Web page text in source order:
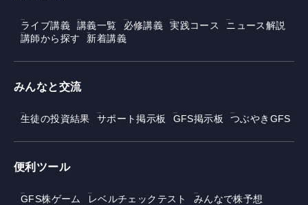
ライブ講義 講義一覧 必修講義 実践コース
ニュース解説
講師から探す
新着講義
みんなと交流
生徒の投資結果 サポート掲示板 GFS掲示板 つぶやきGFS
便利ツール
GFS株ゲーム レベルチェックテスト
みんなで株予想